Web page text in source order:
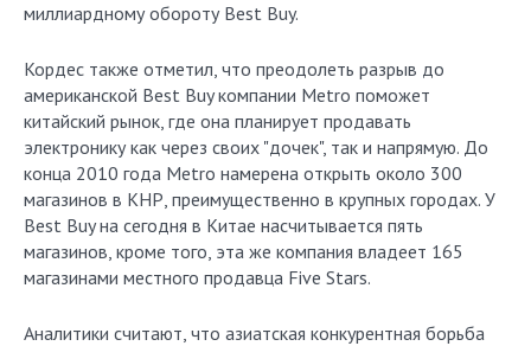
миллиардному обороту Best Buy.
Кордес также отметил, что преодолеть разрыв до
американской Best Buy компании Metro поможет
китайский рынок, где она планирует продавать
электронику как через своих "дочек", так и напрямую. До
конца 2010 года Metro намерена открыть около 300
магазинов в КНР, преимущественно в крупных городах. У
Best Buy на сегодня в Китае насчитывается пять
магазинов, кроме того, эта же компания владеет 165
магазинами местного продавца Five Stars.
Аналитики считают, что азиатская конкурентная борьба